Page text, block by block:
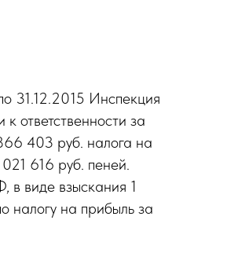
31.12.2015 Инспекция
за
403 руб. налога на
616 руб. пеней.
в виде взыскания 1
налогу на прибыль за